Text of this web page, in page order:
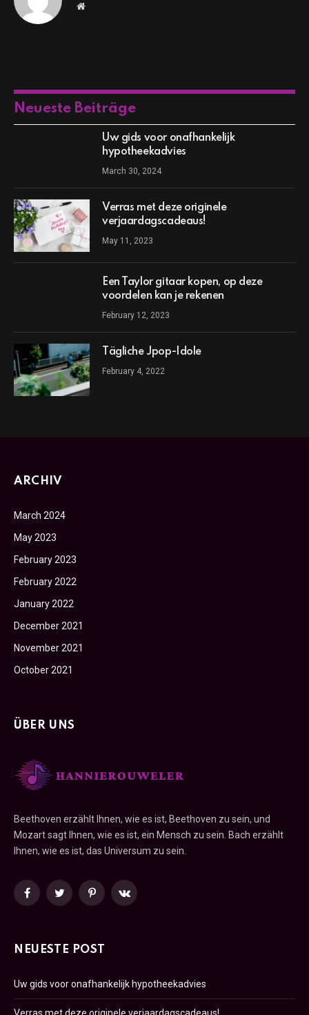
Website
Neueste Beiträge
Uw gids voor onafhankelijk
hypotheekadvies
March 30, 2024
Verras met deze originele
verjaardagscadeaus!
May 11, 2023
Een Taylor gitaar kopen, op deze
voordelen kan je rekenen
February 12, 2023
Tägliche Jpop-Idole
February 4, 2022
ARCHIV
March 2024
May 2023
February 2023
February 2022
January 2022
December 2021
November 2021
October 2021
ÜBER UNS
Beethoven erzählt Ihnen, wie es ist, Beethoven zu sein, und
Mozart sagt Ihnen, wie es ist, ein Mensch zu sein. Bach erzählt
Ihnen, wie es ist, das Universum zu sein.
FacebookTwitterPinterestVKontakte
NEUESTE POST
Uw gids voor onafhankelijk hypotheekadvies